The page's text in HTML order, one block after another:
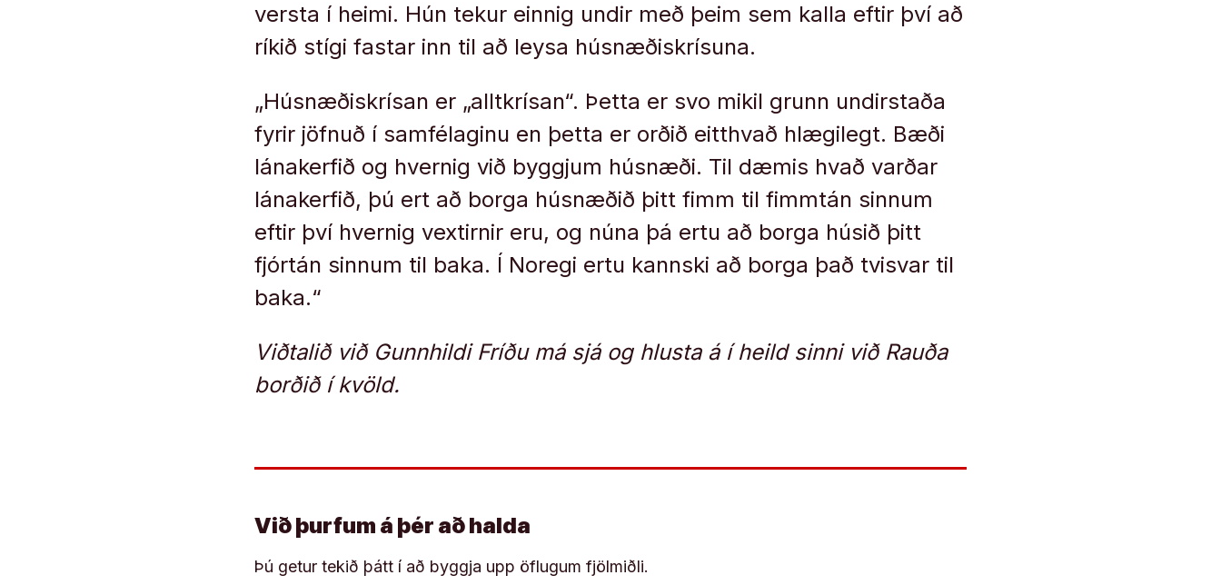
versta í heimi. Hún tekur einnig undir með þeim sem kalla eftir því að
ríkið stígi fastar inn til að leysa húsnæðiskrísuna.
„Húsnæðiskrísan er „alltkrísan“. Þetta er svo mikil grunn undirstaða
fyrir jöfnuð í samfélaginu en þetta er orðið eitthvað hlægilegt. Bæði
lánakerfið og hvernig við byggjum húsnæði. Til dæmis hvað varðar
lánakerfið, þú ert að borga húsnæðið þitt fimm til fimmtán sinnum
eftir því hvernig vextirnir eru, og núna þá ertu að borga húsið þitt
fjórtán sinnum til baka. Í Noregi ertu kannski að borga það tvisvar til
baka.“
Viðtalið við Gunnhildi Fríðu má sjá og hlusta á í heild sinni við Rauða
borðið í kvöld.
Við þurfum á þér að halda
Þú getur tekið þátt í að byggja upp öflugum fjölmiðli.